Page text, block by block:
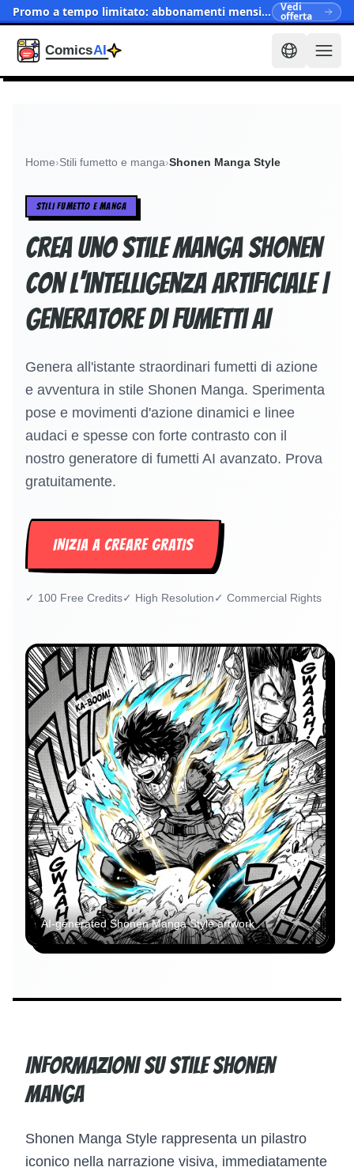
Promo a tempo limitato: abbonamenti mensili ora da $15.90 Vedi
offerta
Home›Stili fumetto e manga›Shonen Manga Style
STILI FUMETTO E MANGA
Crea uno stile manga Shonen
con l'intelligenza artificiale |
Generatore di fumetti AI
Genera all'istante straordinari fumetti di azione
e avventura in stile Shonen Manga. Sperimenta
pose e movimenti d'azione dinamici e linee
audaci e spesse con forte contrasto con il
nostro generatore di fumetti AI avanzato. Prova
gratuitamente.
INIZIA A CREARE GRATIS
✓ 100 Free Credits✓ High Resolution✓ Commercial Rights
AI-generatedShonen Manga Styleartwork
Informazioni su Stile Shonen
Manga
Shonen Manga Style rappresenta un pilastro
iconico nella narrazione visiva, immediatamente